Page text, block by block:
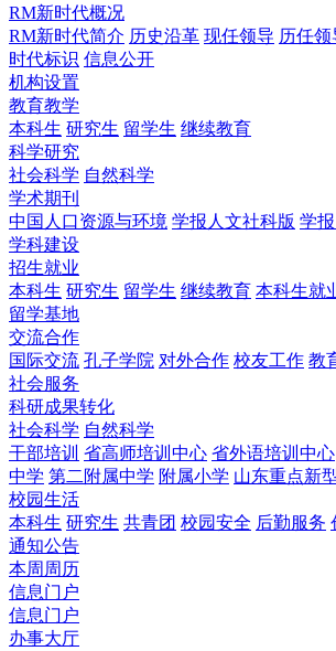
RM新时代概况
RM新时代简介 历史沿革 现任领导 历任领
时代标识 信息公开
机构设置
教育教学
本科生 研究生 留学生 继续教育
科学研究
社会科学 自然科学
学术期刊
中国人口资源与环境 学报人文社科版 学
学科建设
招生就业
本科生 研究生 留学生 继续教育 本科生就
留学基地
交流合作
国际交流 孔子学院 对外合作 校友工作 教
社会服务
科研成果转化
社会科学 自然科学
干部培训 省高师培训中心 省外语培训中心
中学 第二附属中学 附属小学 山东重点新
校园生活
本科生 研究生 共青团 校园安全 后勤服务
通知公告
本周周历
信息门户
信息门户
办事大厅